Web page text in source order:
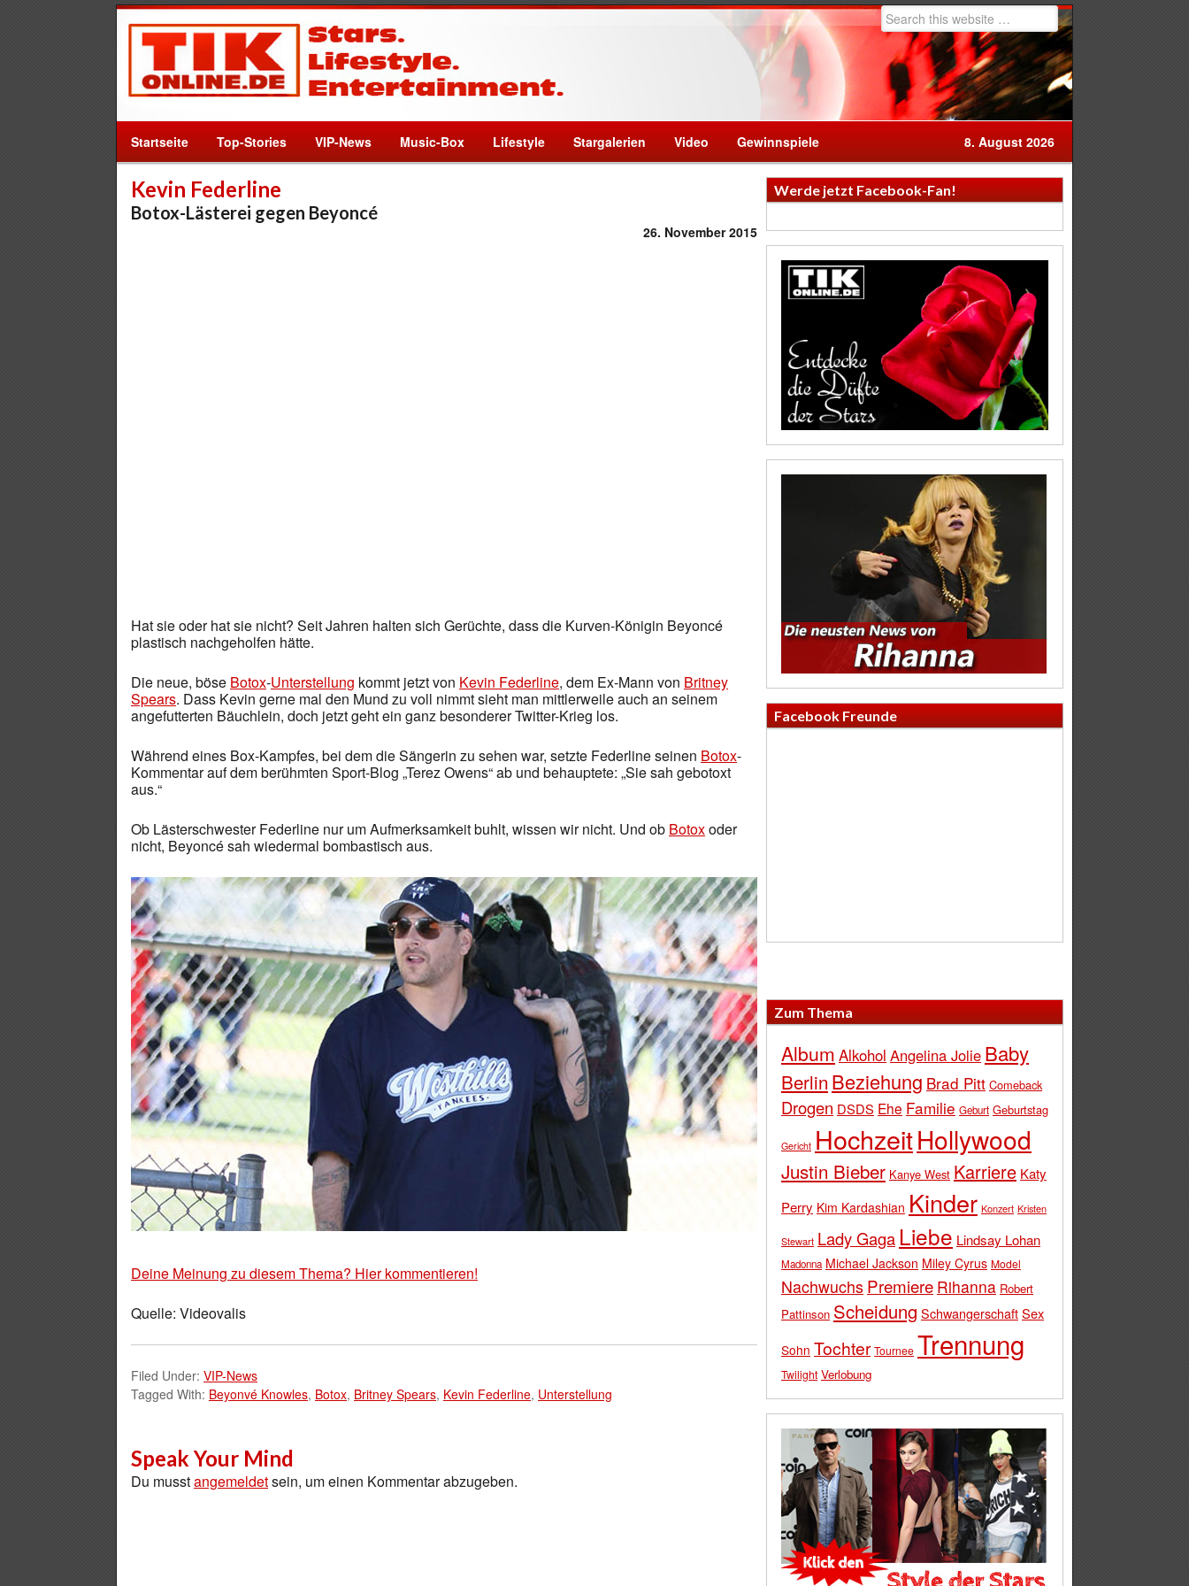
Startseite Top-Stories VIP-News Music-Box Lifestyle Stargalerien Video Gewinnspiele 8. August 2026
Kevin Federline
Botox-Lästerei gegen Beyoncé
26. November 2015
Hat sie oder hat sie nicht? Seit Jahren halten sich Gerüchte, dass die Kurven-Königin Beyoncé
plastisch nachgeholfen hätte.
Die neue, böse Botox-Unterstellung kommt jetzt von Kevin Federline, dem Ex-Mann von Britney
Spears. Dass Kevin gerne mal den Mund zu voll nimmt sieht man mittlerweile auch an seinem
angefutterten Bäuchlein, doch jetzt geht ein ganz besonderer Twitter-Krieg los.
Während eines Box-Kampfes, bei dem die Sängerin zu sehen war, setzte Federline seinen Botox-
Kommentar auf dem berühmten Sport-Blog „Terez Owens“ ab und behauptete: „Sie sah gebotoxt
aus.“
Ob Lästerschwester Federline nur um Aufmerksamkeit buhlt, wissen wir nicht. Und ob Botoxoder
nicht, Beyoncé sah wiedermal bombastisch aus.
Deine Meinung zu diesem Thema? Hier kommentieren!
Quelle: Videovalis
Filed Under: VIP-News
Tagged With: Beyonvé Knowles, Botox, Britney Spears, Kevin Federline, Unterstellung
Speak Your Mind
Du musstangemeldetsein, um einen Kommentar abzugeben.
Werde jetzt Facebook-Fan!
Facebook Freunde
Zum Thema
Album Alkohol Angelina Jolie Baby
Berlin Beziehung Brad Pitt Comeback
Drogen DSDS Ehe Familie Geburt Geburtstag
Gericht HochzeitHollywood
Justin Bieber Kanye West Karriere Katy
Perry Kim Kardashian Kinder Konzert Kristen
Stewart Lady Gaga Liebe Lindsay Lohan
Madonna Michael Jackson Miley Cyrus Model
Nachwuchs Premiere Rihanna Robert
Pattinson Scheidung SchwangerschaftSex
Sohn Tochter Tournee Trennung
Twilight Verlobung